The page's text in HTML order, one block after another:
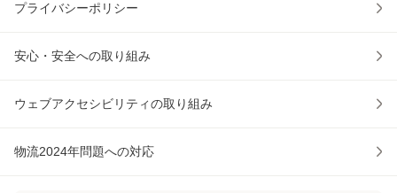
プライバシーポリシー
安心・安全への取り組み
ウェブアクセシビリティの取り組み
物流2024年問題への対応